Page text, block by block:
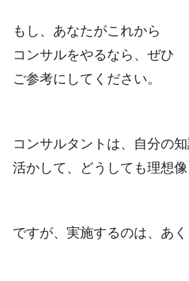
もし、あなたがこれから
コンサルをやるなら、ぜひ
ご参考にしてください。
コンサルタントは、自分の
活かして、どうしても理想像
ですが、実施するのは、あく